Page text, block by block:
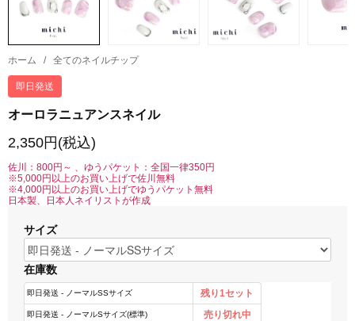
ホーム / 全てのネイルチップ
即日発送
オーロラニュアンスネイル
2,350円(税込)
佐川：800円～ 、ゆうパケット：全国一律350円
※5,000円以上のお買い上げで佐川無料
※4,000円以上のお買い上げでゆうパケット無料
日本製、日本人ネイリストが作成
サイズ
在庫数